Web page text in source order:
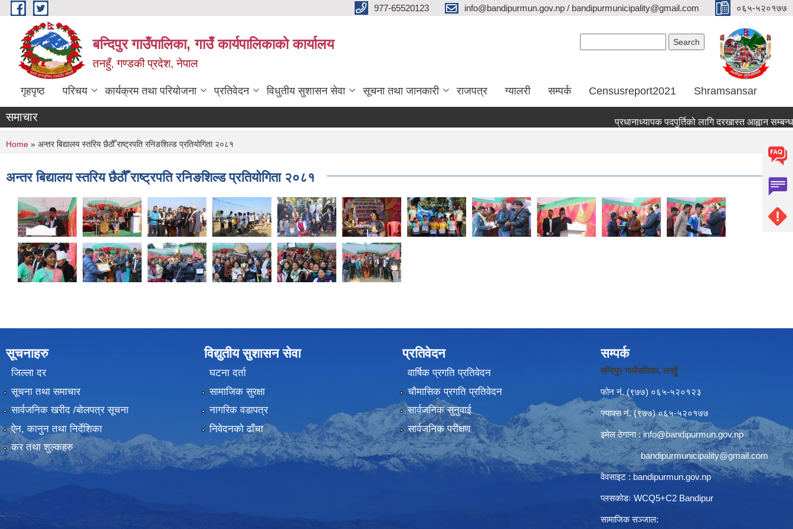
Skip to main content 977-65520123 info@bandipurmun.gov.np / bandipurmunicipality@gmail.com ०६५-५२०१७७
बन्दिपुर गाउँपालिका, गाउँ कार्यपालिकाको कार्यालय
तनहुँ, गण्डकी प्रदेश, नेपाल
गृहपृष्ठ परिचय कार्यक्रम तथा परियोजना प्रतिवेदन विधुतीय सुशासन सेवा सूचना तथा जानकारी राजपत्र ग्यालरी सम्पर्क Censusreport2021 Shramsansar
समाचार प्रधानाध्यापक पदपुर्तिको लागि दरखास्त आह्वान सम्बन्धमा
You are here
Home » अन्तर बिद्यालय स्तरिय छैठौँ राष्ट्रपति रनिङशिल्ड प्रतियोगिता २०८१
अन्तर बिद्यालय स्तरिय छैठौँ राष्ट्रपति रनिङशिल्ड प्रतियोगिता २०८१
सूचनाहरु
जिल्ला दर
सूचना तथा समाचार
सार्वजनिक खरीद /बोलपत्र सूचना
ऐन, कानुन तथा निर्देशिका
कर तथा शुल्कहरु
विद्युतीय सुशासन सेवा
घटना दर्ता
सामाजिक सुरक्षा
नागरिक वडापत्र
निवेदनको ढाँचा
प्रतिवेदन
वार्षिक प्रगति प्रतिवेदन
चौमासिक प्रगति प्रतिवेदन
सार्वजनिक सुनुवाई
सार्वजनिक परीक्षण
सम्पर्क
बन्दिपुर गाउँपालिका, तनहुँ
फोन नं‍. (९७७) ०६५-५२०१२३
फ्याक्स नं. (९७७) ०६५-५२०१७७
इमेल ठेगाना :info@bandipurmun.gov.np
bandipurmunicipality@gmail.com
वेवसाइट : bandipurmun.gov.np
प्लसकोडः WCQ5+C2 Bandipur
सामाजिक सञ्जाल: